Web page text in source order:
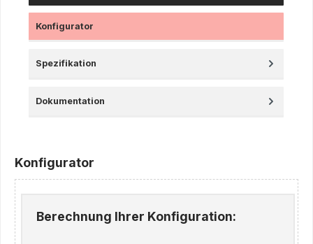
Konfigurator
Spezifikation
Dokumentation
Konfigurator
Berechnung Ihrer Konfiguration: